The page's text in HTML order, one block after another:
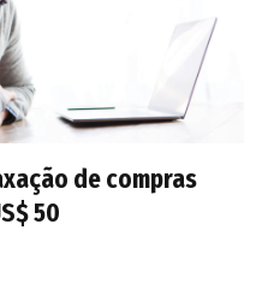
de compras
50